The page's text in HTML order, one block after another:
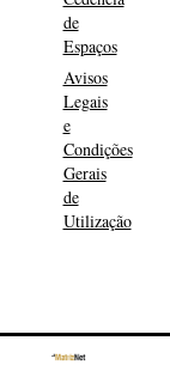
de
Espaços
Avisos
Legais
e
Condições
Gerais
de
Utilização